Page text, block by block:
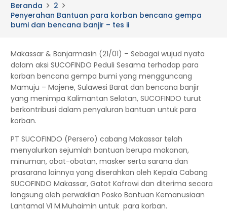
Beranda
2
Penyerahan Bantuan para korban bencana gempa
bumi dan bencana banjir – tes ii
Makassar & Banjarmasin (21/01) – Sebagai wujud nyata
dalam aksi SUCOFINDO Peduli Sesama terhadap para
korban bencana gempa bumi yang mengguncang
Mamuju – Majene, Sulawesi Barat dan bencana banjir
yang menimpa Kalimantan Selatan, SUCOFINDO turut
berkontribusi dalam penyaluran bantuan untuk para
korban.
PT SUCOFINDO (Persero) cabang Makassar telah
menyalurkan sejumlah bantuan berupa makanan,
minuman, obat-obatan, masker serta sarana dan
prasarana lainnya yang diserahkan oleh Kepala Cabang
SUCOFINDO Makassar, Gatot Kafrawi dan diterima secara
langsung oleh perwakilan Posko Bantuan Kemanusiaan
Lantamal VI M.Muhaimin untuk para korban.